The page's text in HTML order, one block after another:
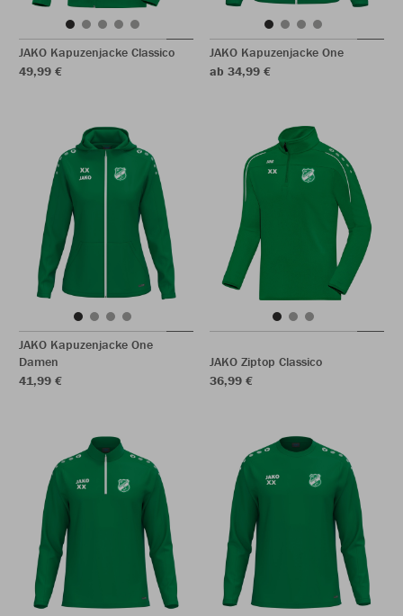
JAKO Kapuzenjacke Classico
49,99 €
JAKO Kapuzenjacke One
ab 34,99 €
JAKO Kapuzenjacke One
Damen
41,99 €
JAKO Ziptop Classico
36,99 €